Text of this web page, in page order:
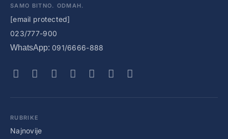
SAMO BITNO. ODMAH.
[email protected]
023/777-900
WhatsApp: 091/6666-888
RUBRIKE
Najnovije